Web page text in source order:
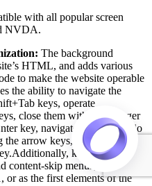
with all popular screen
NVDA.
The background
HTML, and adds various
to make the website operable
the ability to navigate the
keys, operate
close them with Esc, trigger
key, navigate between radio
arrow keys, and fill them in
keyboard users
skip menus, available
as the first elements of the